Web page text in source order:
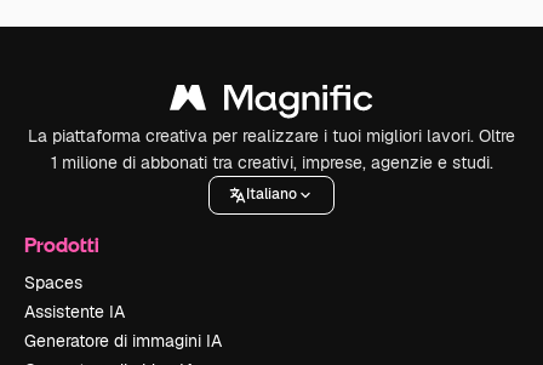
La piattaforma creativa per realizzare i tuoi migliori lavori. Oltre
1 milione di abbonati tra creativi, imprese, agenzie e studi.
Italiano
Prodotti
Spaces
Assistente IA
Generatore di immagini IA